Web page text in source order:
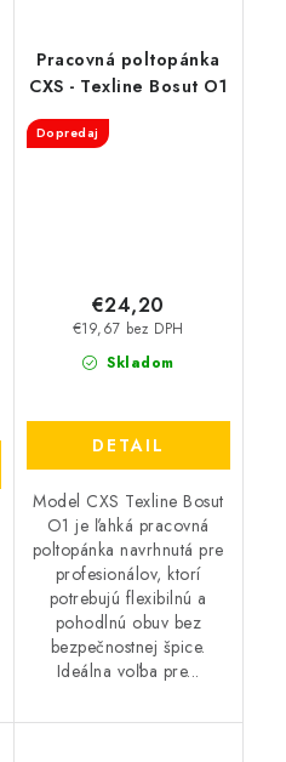
Pracovná poltopánka
CXS - Texline Bosut O1
Dopredaj
Skladom
€19,67 bez DPH
€24,20
DETAIL
Model CXS Texline Bosut
O1 je ľahká pracovná
poltopánka navrhnutá pre
profesionálov, ktorí
potrebujú flexibilnú a
pohodlnú obuv bez
bezpečnostnej špice.
Ideálna voľba pre...